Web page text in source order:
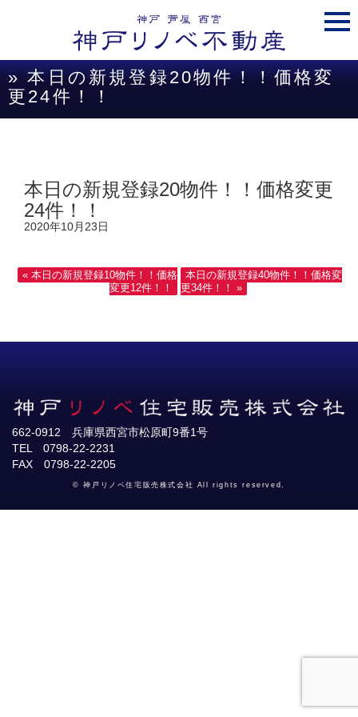
» 本日の新規登録20物件！！価格変
更24件！！
本日の新規登録20物件！！価格変更
24件！！
2020年10月23日
« 本日の新規登録10物件！！価格
変更12件！！
本日の新規登録40物件！！価格変
更34件！！ »
662-0912 兵庫県西宮市松原町9番1号
TEL 0798-22-2231
FAX 0798-22-2205
© 神戸リノベ住宅販売株式会社 All rights reserved.